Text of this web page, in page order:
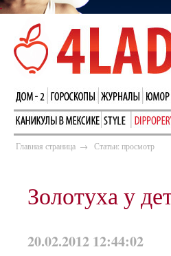
Главная страница → Статьи: просмотр
Золотуха у
20.02.2012 12:44:02